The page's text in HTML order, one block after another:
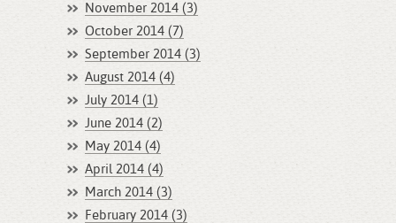
November 2014 (3)
October 2014 (7)
September 2014 (3)
August 2014 (4)
July 2014 (1)
June 2014 (2)
May 2014 (4)
April 2014 (4)
March 2014 (3)
February 2014 (3)